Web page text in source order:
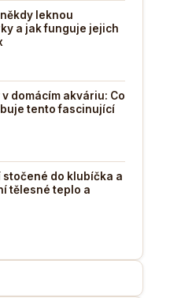
leknou
a jak funguje jejich
domácím akváriu: Co
tento fascinující
stočené do klubíčka a
tělesné teplo a